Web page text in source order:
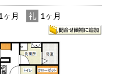
ヶ月 礼 1ヶ月